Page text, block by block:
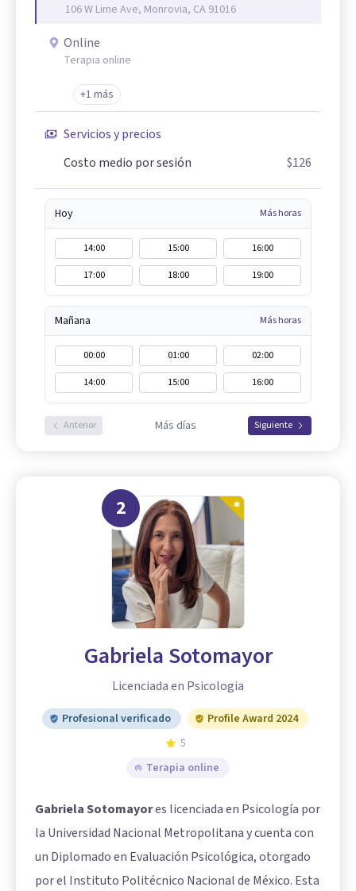
106 W Lime Ave, Monrovia, CA 91016
Online
Terapia online
+1 más
Servicios y precios
Costo medio por sesión
$126
Hoy Más horas
14:00 15:00
16:00
17:00
18:00 19:00
Mañana Más horas
00:00 01:00
02:00
14:00
15:00 16:00
Anterior Más días Siguiente
2
Gabriela Sotomayor
Licenciada en Psicologia
Profesional verificado
Profile Award 2024
5
Terapia online
Gabriela Sotomayores licenciada en Psicología por
la Universidad Nacional Metropolitana y cuenta con
un Diplomado en Evaluación Psicológica, otorgado
por el Instituto Politécnico Nacional de México. Esta